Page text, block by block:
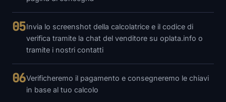
05Invia lo screenshot della calcolatrice e il codice di
verifica tramite la chat del venditore su oplata.info o
tramite i nostri contatti
06Verificheremo il pagamento e consegneremo le chiavi
in ​​base al tuo calcolo